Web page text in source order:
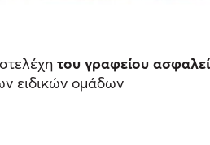
του γραφείου
ειδικών ομάδων